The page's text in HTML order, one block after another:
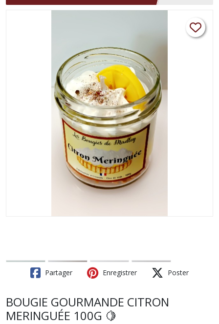
Partager Enregistrer Poster
BOUGIE GOURMANDE CITRON
MERINGUÉE 100G 🍋